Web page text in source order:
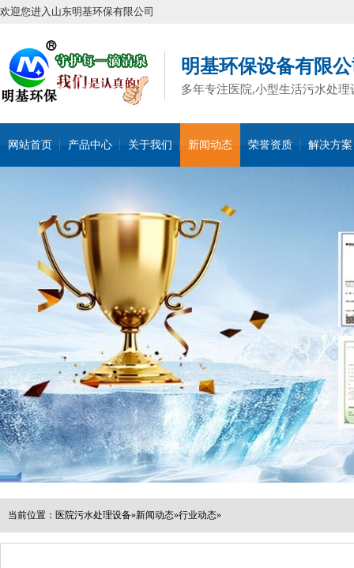
欢迎您进入山东明基环保有限公司
明基环保设备有限
多年专注医院,小型生活污水处
网站首页 产品中心 关于我们 新闻动态 荣誉资质 解决方案
当前位置： 医院污水处理设备»新闻动态»行业动态»